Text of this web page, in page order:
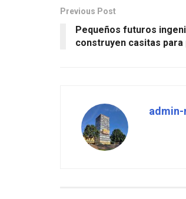
Previous Post
Pequeños futuros
construyen casitas
admin-